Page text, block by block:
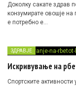
Доколку сакате здрав
конзумирате овошје на
е потребно е…
ЗДРАВЈЕ
Искривување на
Спортските